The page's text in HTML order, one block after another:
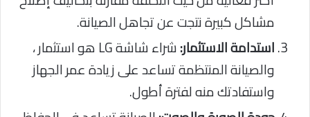
مشاكل كبيرة نتجت عن تجاهل الصيانة.
استدامة الاستثمار:
شراء شاشة LG هو استثمار ،
والصيانة المنتظمة تساعد على زيادة عمر الجهاز
واستفادتك منه لفترة أطول.